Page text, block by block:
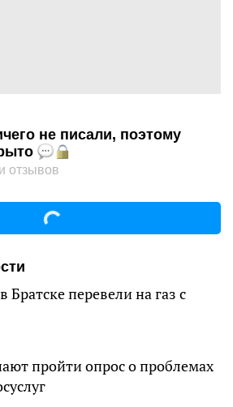
не писали, поэтому
отзывов
Братске перевели на газ с
пройти опрос о проблемах